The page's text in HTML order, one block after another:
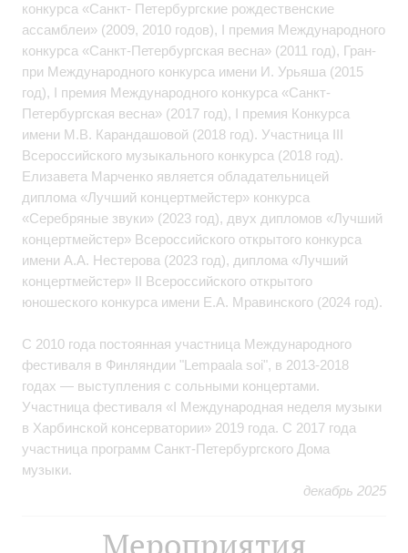
конкурса «Санкт- Петербургские рождественские
ассамблеи» (2009, 2010 годов), I премия Международного
конкурса «Санкт-Петербургская весна» (2011 год), Гран-
при Международного конкурса имени И. Урьяша (2015
год), I премия Международного конкурса «Санкт-
Петербургская весна» (2017 год), I премия Конкурса
имени М.В. Карандашовой (2018 год). Участница III
Всероссийского музыкального конкурса (2018 год).
Елизавета Марченко является обладательницей
диплома «Лучший концертмейстер» конкурса
«Серебряные звуки» (2023 год), двух дипломов «Лучший
концертмейстер» Всероссийского открытого конкурса
имени А.А. Нестерова (2023 год), диплома «Лучший
концертмейстер» II Всероссийского открытого
юношеского конкурса имени Е.А. Мравинского (2024 год).
С 2010 года постоянная участница Международного
фестиваля в Финляндии "Lempaala soi", в 2013-2018
годах — выступления с сольными концертами.
Участница фестиваля «I Международная неделя музыки
в Харбинской консерватории» 2019 года. С 2017 года
участница программ Санкт-Петербургского Дома
музыки.
декабрь 2025
Мероприятия